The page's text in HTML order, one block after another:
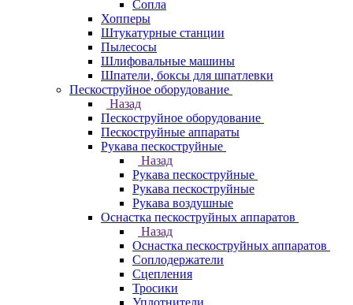
Сопла
Хопперы
Штукатурные станции
Пылесосы
Шлифовальные машины
Шпатели, боксы для шпатлевки
Пескоструйное оборудование
Назад
Пескоструйное оборудование
Пескоструйные аппараты
Рукава пескоструйные
Назад
Рукава пескоструйные
Рукава пескоструйные
Рукава воздушные
Оснастка пескоструйных аппаратов
Назад
Оснастка пескоструйных аппаратов
Соплодержатели
Сцепления
Тросики
Уплотнители